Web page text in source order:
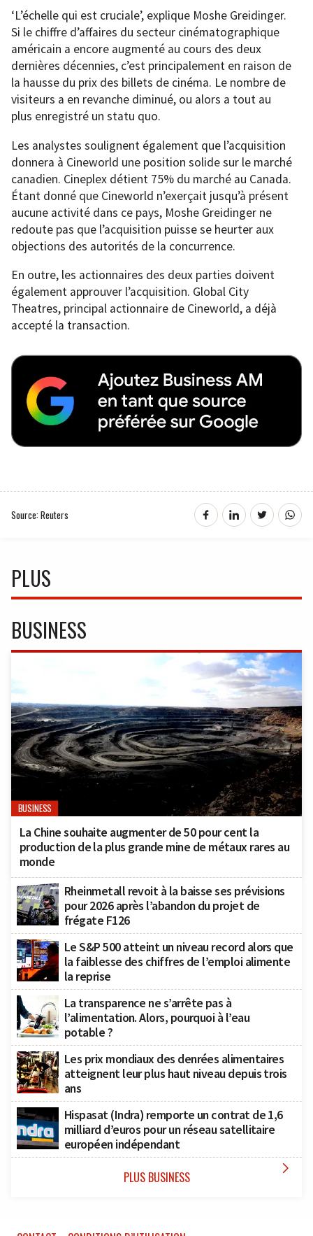
‘L’échelle qui est cruciale’, explique Moshe Greidinger.
Si le chiffre d’affaires du secteur cinématographique
américain a encore augmenté au cours des deux
dernières décennies, c’est principalement en raison de
la hausse du prix des billets de cinéma. Le nombre de
visiteurs a en revanche diminué, ou alors a tout au
plus enregistré un statu quo.
Les analystes soulignent également que l’acquisition
donnera à Cineworld une position solide sur le marché
canadien. Cineplex détient 75% du marché au Canada.
Étant donné que Cineworld n’exerçait jusqu’à présent
aucune activité dans ce pays, Moshe Greidinger ne
redoute pas que l’acquisition puisse se heurter aux
objections des autorités de la concurrence.
En outre, les actionnaires des deux parties doivent
également approuver l’acquisition. Global City
Theatres, principal actionnaire de Cineworld, a déjà
accepté la transaction.
Source: Reuters
PLUS
BUSINESS
BUSINESS
La Chine souhaite augmenter de 50 pour cent la
production de la plus grande mine de métaux rares au
monde
Rheinmetall revoit à la baisse ses prévisions
pour 2026 après l’abandon du projet de
frégate F126
Le S&P 500 atteint un niveau record alors que
la faiblesse des chiffres de l’emploi alimente
la reprise
La transparence ne s’arrête pas à
l’alimentation. Alors, pourquoi à l’eau
potable ?
Les prix mondiaux des denrées alimentaires
atteignent leur plus haut niveau depuis trois
ans
Hispasat (Indra) remporte un contrat de 1,6
milliard d’euros pour un réseau satellitaire
européen indépendant
PLUS BUSINESS 